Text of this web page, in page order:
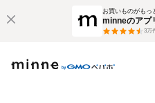
お買いものがもっ
minneのアプ
3万